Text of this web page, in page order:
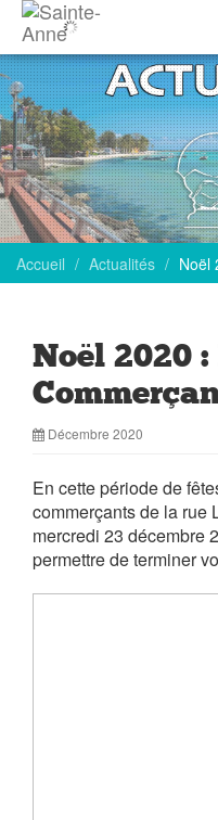
Accueil Actualités Noël
Noël 2020 :
Décembre 2020
En cette période de
commerçants de la rue
mercredi 23 décembre
permettre de terminer